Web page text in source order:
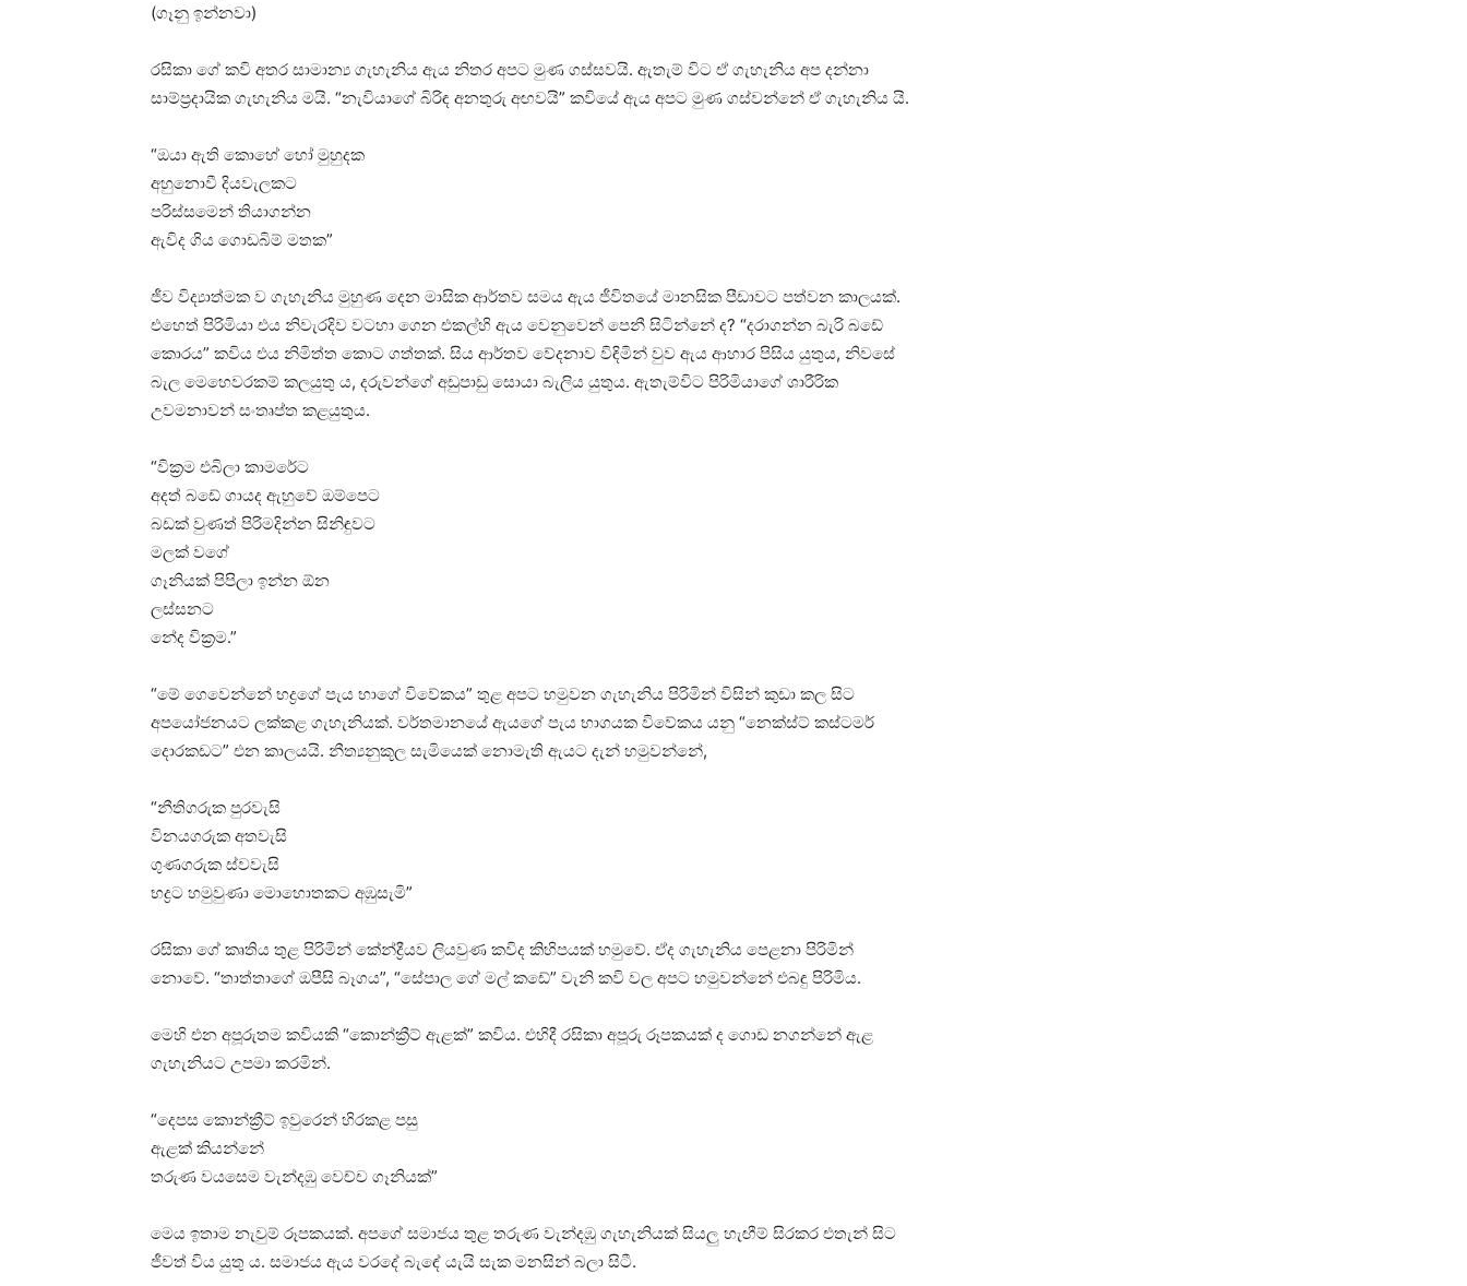
(ගෑනු ඉන්නවා)
රසිකා ගේ කවි අතර සාමාන්‍ය ගැහැනිය ඇය නිතර අපට මුණ ගස්සවයි. ඇතැම් විට ඒ ගැහැනිය අප දන්නා
සාම්ප්‍රදායික ගැහැනිය මයි. “නැවියාගේ බිරිඳ අනතුරු අඟවයි” කවියේ ඇය අපට මුණ ගස්වන්නේ ඒ ගැහැනිය යි.
“ඔයා ඇති කොහේ හෝ මුහුදක
අහුනොවී දියවැලකට
පරිස්සමෙන් තියාගන්න
ඇවිද ගිය ගොඩබිම් මතක”
ජීව විද්‍යාත්මක ව ගැහැනිය මුහුණ දෙන මාසික ආර්තව සමය ඇය ජීවිතයේ මානසික පීඩාවට පත්වන කාලයක්.
එහෙත් පිරිමියා එය නිවැරදිව වටහා ගෙන එකල්හි ඇය වෙනුවෙන් පෙනී සිටින්නේ ද? “දරාගන්න බැරි බඩේ
කොරය” කවිය එය නිමිත්ත කොට ගත්තක්. සිය ආර්තව වේදනාව විඳිමින් වුව ඇය ආහාර පිසිය යුතුය, නිවසේ
බැල මෙහෙවරකම් කලයුතු ය, දරුවන්ගේ අඩුපාඩු සොයා බැලිය යුතුය. ඇතැම්විට පිරිමියාගේ ශාරීරික
උවමනාවන් සංතෘප්ත කළයුතුය.
“වික්‍රම එබිලා කාමරේට
අදත් බඩේ ගායද ඇහුවේ ඔම්පෙට
බඩක් වුණත් පිරිමදින්න සිනිඳුවට
මලක් වගේ
ගෑනියක් පිපිලා ඉන්න ඕන
ලස්සනට
නේද වික්‍රම.”
“මේ ගෙවෙන්නේ භද්‍රගේ පැය භාගේ විවේකය” තුළ අපට හමුවන ගැහැනිය පිරිමින් විසින් කුඩා කල සිට
අපයෝජනයට ලක්කළ ගැහැනියක්. වර්තමානයේ ඇයගේ පැය භාගයක විවේකය යනු “නෙක්ස්ට් කස්ටමර්
දොරකඩට” එන කාලයයි. නීත්‍යනුකූල සැමියෙක් නොමැති ඇයට දැන් හමුවන්නේ,
“නීතිගරුක පුරවැසි
විනයගරුක අතවැසි
ගුණගරුක ස්වවැසි
භද්‍රට හමුවුණා මොහොතකට අඹුසැමි”
රසිකා ගේ කෘතිය තුළ පිරිමින් කේන්ද්‍රීයව ලියවුණ කවිද කිහිපයක් හමුවේ. ඒද ගැහැනිය පෙළනා පිරිමින්
නොවේ. “තාත්තාගේ ඔපීසි බෑගය”, “සේපාල ගේ මල් කඩේ” වැනි කවි වල අපට හමුවන්නේ එබඳු පිරිමිය.
මෙහි එන අපූරුතම කවියකි “කොන්ක්‍රීට් ඇළක්” කවිය. එහිදී රසිකා අපූරු රූපකයක් ද ගොඩ නගන්නේ ඇළ
ගැහැනියට උපමා කරමින්.
“දෙපස කොන්ක්‍රීට් ඉවුරෙන් හිරකළ පසු
ඇළක් කියන්නේ
තරුණ වයසෙම වැන්දඹු වෙච්ච ගෑනියක්”
මෙය ඉතාම නැවුම් රූපකයක්. අපගේ සමාජය තුළ තරුණ වැන්දඹු ගැහැනියක් සියලු හැඟීම් සිරකර එතැන් සිට
ජීවත් විය යුතු ය. සමාජය ඇය වරදේ බැඳේ යැයි සැක මනසින් බලා සිටී.